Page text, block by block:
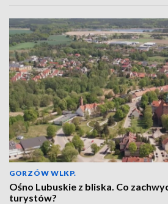
GORZÓW WLKP.
Ośno Lubuskie z bliska. Co
turystów?